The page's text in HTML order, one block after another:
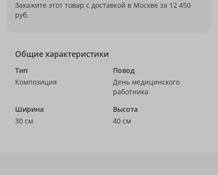
Закажите этот товар с доставкой в Москве за 12 450
руб.
Общие характеристики
Тип
Композиция
Повод
День медицинского
работника
Ширина
30 см
Высота
40 см